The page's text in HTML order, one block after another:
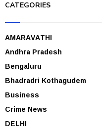
CATEGORIES
AMARAVATHI
Andhra Pradesh
Bengaluru
Bhadradri Kothagudem
Business
Crime News
DELHI